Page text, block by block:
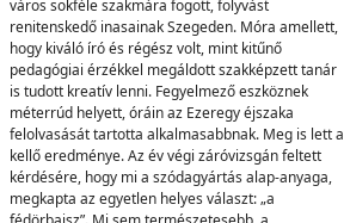
város sokféle szakmára fogott, folyvást
renitenskedő inasainak Szegeden. Móra amellett,
hogy kiváló író és régész volt, mint kitűnő
pedagógiai érzékkel megáldott szakképzett tanár
is tudott kreatív lenni. Fegyelmező eszköznek
méterrúd helyett, óráin az Ezeregy éjszaka
felolvasását tartotta alkalmasabbnak. Meg is lett a
kellő eredménye. Az év végi záróvizsgán feltett
kérdésére, hogy mi a szódagyártás alap-anyaga,
megkapta az egyetlen helyes választ: „a